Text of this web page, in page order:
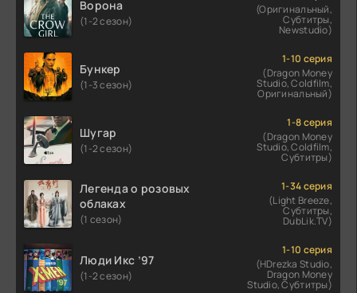
Ворона
(1-2 сезон)
(Оригинальный,
Субтитры,
Newstudio)
Бункер
(1-3 сезон)
1-10 серия
(Dragon Money
Studio, Coldfilm,
Оригинальный)
Шугар
(1-2 сезон)
1-8 серия
(Dragon Money
Studio, Coldfilm,
Субтитры)
Легенда о розовых
облаках
(1 сезон)
1-34 серия
(Light Breeze,
Субтитры,
DubLik.TV)
Люди Икс ’97
(1-2 сезон)
1-10 серия
(HDrezka Studio,
Dragon Money
Studio, Субтитры)